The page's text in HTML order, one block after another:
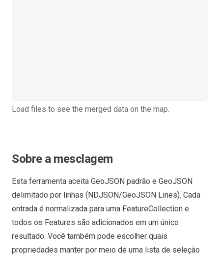
Load files to see the merged data on the map.
Sobre a mesclagem
Esta ferramenta aceita GeoJSON padrão e GeoJSON
delimitado por linhas (NDJSON/GeoJSON Lines). Cada
entrada é normalizada para uma FeatureCollection e
todos os Features são adicionados em um único
resultado. Você também pode escolher quais
propriedades manter por meio de uma lista de seleção